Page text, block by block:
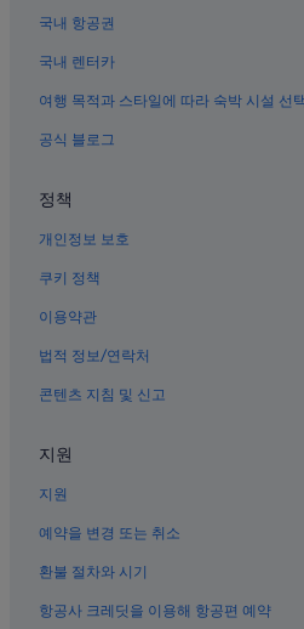
오사카의 공항 셔틀 제공 호텔
우메다 호텔
오사카의 가족 여행 호텔
도톤보리 근처 호텔
기타의 4성급 호텔
난바의 5성급 호텔
오사카의 펜션
오사카의 료칸
주오구의 3성급 호텔
다니마치의 3성급 호텔
오사카의 럭셔리 호텔
우메다역 근처 호텔
오사카의 4성급 호텔
오사카의 캡슐 호텔
우메다의 공항 셔틀 제공 호텔
국내 항공권
국내 렌터카
여행 목적과 스타일에 따라 숙박 시설 선
공식 블로그
정책
개인정보 보호
쿠키 정책
이용약관
법적 정보/연락처
콘텐츠 지침 및 신고
지원
지원
예약을 변경 또는 취소
환불 절차와 시기
항공사 크레딧을 이용해 항공편 예약